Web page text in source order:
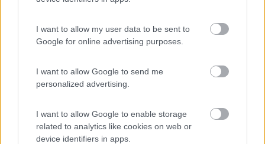
I want to allow my user data to be sent to
Google for online advertising purposes.
I want to allow Google to send me
personalized advertising.
I want to allow Google to enable storage
related to analytics like cookies on web or
device identifiers in apps.
In risposta al messaggio diriccardo23
Provo a dare il mio contrubuto, da quasi addetto ai lavori. L'argomento è
complesso, in pratica per il nostro scopo, l'elettronica che deve gestire il
segnale in controfase va calibrata con le distanze tra il punto d'ascolto,
Ottenere risultati apprezzabili solo per il conducente per me
La moglie non si accorge nemmeno di avere il finestrino aperto